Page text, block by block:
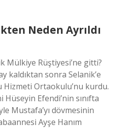
Neden Ayrıldı
Mülkiye Rüştiyesi’ne gitti?
kaldıktan sonra Selanik’e
Hizmeti Ortaokulu’nu kurdu.
Efendi’nin sınıfta
Mustafa’yı dövmesinin
Ayşe Hanım